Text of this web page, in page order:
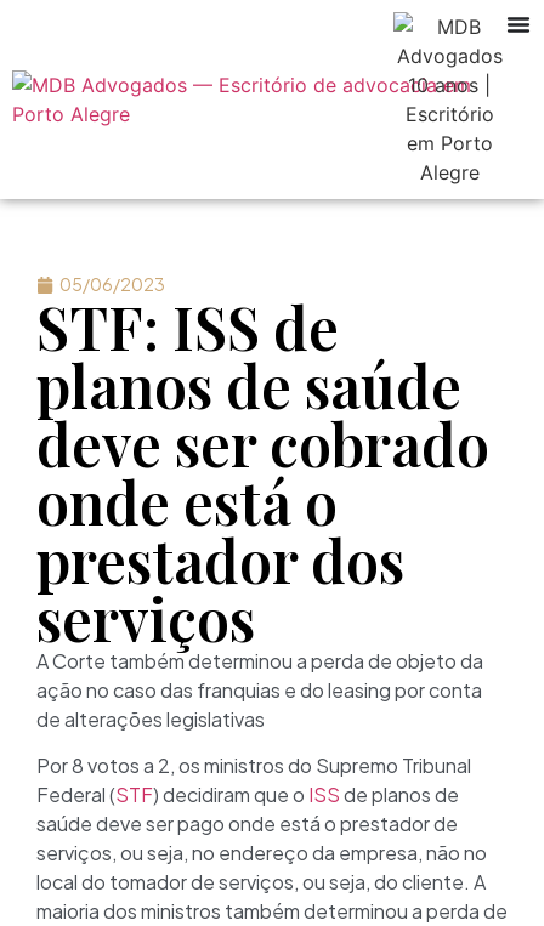
05/06/2023
STF: ISS de
planos de saúde
deve ser cobrado
onde está o
prestador dos
serviços
A Corte também determinou a perda de objeto da
ação no caso das franquias e do leasing por conta
de alterações legislativas
Por 8 votos a 2, os ministros do Supremo Tribunal
Federal (STF) decidiram que o ISSde planos de
saúde deve ser pago onde está o prestador de
serviços, ou seja, no endereço da empresa, não no
local do tomador de serviços, ou seja, do cliente. A
maioria dos ministros também determinou a perda de